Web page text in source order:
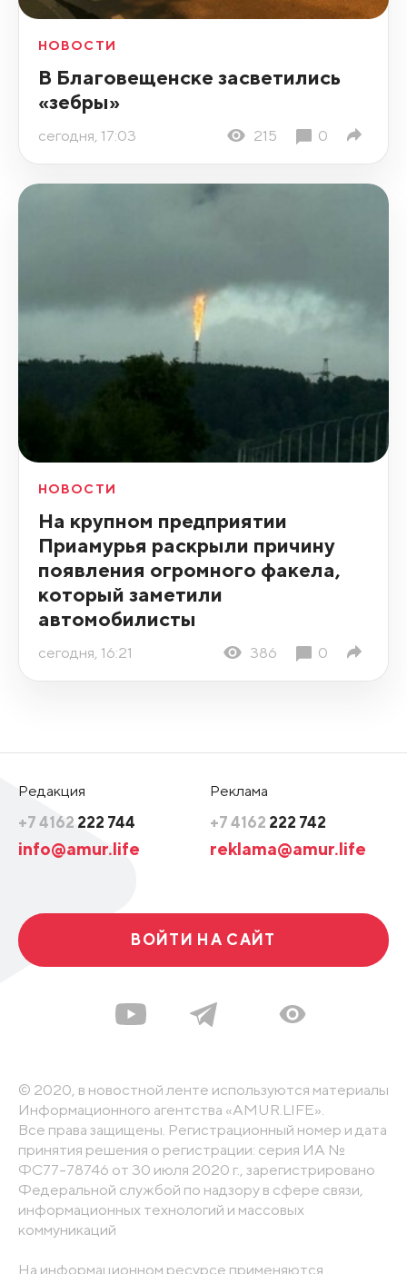
НОВОСТИ
В Благовещенске засветились
«зебры»
сегодня, 17:03 215 0
НОВОСТИ
На крупном предприятии
Приамурья раскрыли причину
появления огромного факела,
который заметили
автомобилисты
сегодня, 16:21 386 0
Редакция
+7 4162 222 744
info@amur.life
Реклама
+7 4162 222 742
reklama@amur.life
ВОЙТИ НА САЙТ
© 2020, в новостной ленте используются материалы
Информационного агентства «AMUR.LIFE».
Все права защищены. Регистрационный номер и дата
принятия решения о регистрации: серия ИА №
ФС77-78746 от 30 июля 2020 г., зарегистрировано
Федеральной службой по надзору в сфере связи,
информационных технологий и массовых
коммуникаций
На информационном ресурсе применяются